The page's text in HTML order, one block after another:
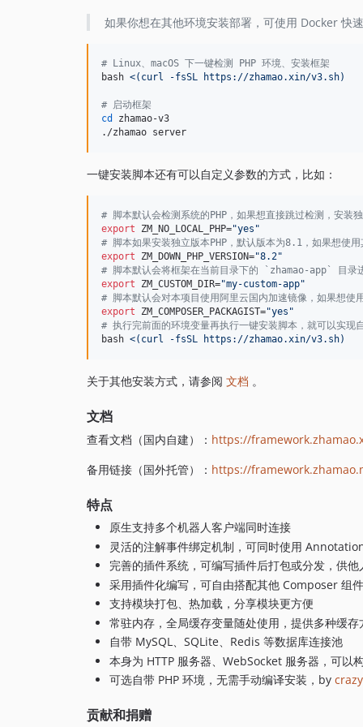
如果你想在其他环境安装部署，可使用 Docker 快
# Linux、macOS 下一键检测 PHP 环境、安装框架
bash <( curl -fsSL https://zhamao.xin/v3.sh)
# 启动框架
cd
zhamao-v3
./zhamao server
一键安装脚本还有可以自定义参数的方式，比如：
# 脚本默认会检测系统的PHP，如果想直接跳过检测，安装
export ZM_NO_LOCAL_PHP="yes "
# 脚本如果安装独立版本PHP，默认版本为8.1，如果想使
export ZM_DOWN_PHP_VERSION="8.2"
# 脚本默认会将框架在当前目录下的 `zhamao-app` 目录
export ZM_CUSTOM_DIR="my-custom-app"
# 脚本默认会对本项目使用阿里云国内加速镜像，如果想
export ZM_COMPOSER_PACKAGIST="yes "
# 执行完前面的环境变量再执行一键安装脚本，就可以实现
bash <( curl -fsSL https://zhamao.xin/v3.sh)
关于其他安装方式，请参阅 文档 。
文档
查看文档（国内自建）： https://
备用链接（国外托管）： https://
特点
原生支持多个机器人客户端同时连接
灵活的注解事件绑定机制，可同时使用
完善的插件系统，可编写插件后打包或分发，供他
采用插件化编写，可自由搭配其他 Composer 组
支持模块打包、热加载，分享模块更方便
常驻内存，全局缓存变量随处使用，提供多种缓存
自带 MySQL、SQLite、Redis 等数据库连接池
本身为 HTTP 服务器、WebSocket 服务器，可以
可选自带 PHP 环境，无需手动编译安装，by
贡献和捐赠